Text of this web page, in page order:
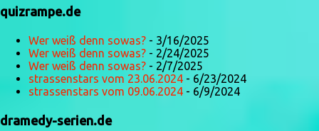
quizrampe.de
Wer weiß denn sowas? - 3/16/2025
Wer weiß denn sowas? - 2/24/2025
Wer weiß denn sowas? - 2/7/2025
strassenstars vom 23.06.2024 - 6/23/2024
strassenstars vom 09.06.2024 - 6/9/2024
dramedy-serien.de